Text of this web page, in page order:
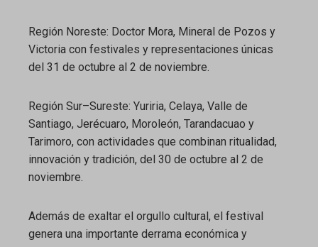
Región Noreste: Doctor Mora, Mineral de Pozos y
Victoria con festivales y representaciones únicas
del 31 de octubre al 2 de noviembre.
Región Sur–Sureste: Yuriria, Celaya, Valle de
Santiago, Jerécuaro, Moroleón, Tarandacuao y
Tarimoro, con actividades que combinan ritualidad,
innovación y tradición, del 30 de octubre al 2 de
noviembre.
Además de exaltar el orgullo cultural, el festival
genera una importante derrama económica y